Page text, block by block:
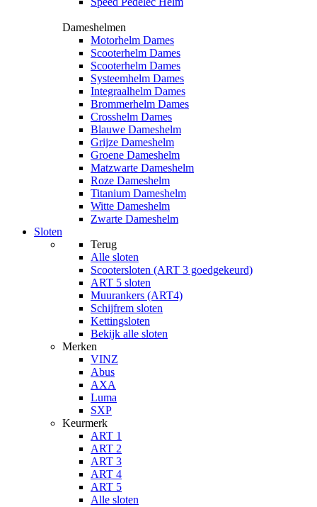
Dameshelmen
Motorhelm Dames
Scooterhelm Dames
Scooterhelm Dames
Systeemhelm Dames
Integraalhelm Dames
Brommerhelm Dames
Crosshelm Dames
Blauwe Dameshelm
Grijze Dameshelm
Groene Dameshelm
Matzwarte Dameshelm
Roze Dameshelm
Titanium Dameshelm
Witte Dameshelm
Zwarte Dameshelm
Sloten
Terug
Alle sloten
Scootersloten (ART 3 goedgekeurd)
ART 5 sloten
Muurankers (ART4)
Schijfrem sloten
Kettingsloten
Bekijk alle sloten
Merken
VINZ
Abus
AXA
Luma
SXP
Keurmerk
ART 1
ART 2
ART 3
ART 4
ART 5
Alle sloten